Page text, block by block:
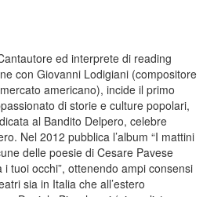
ed interprete di reading
con Giovanni Lodigiani (compositore
americano), incide il primo
di storie e culture popolari,
al Bandito Delpero, celebre
Nel 2012 pubblica l’album “I mattini
delle poesie di Cesare Pavese
tuoi occhi”, ottenendo ampi consensi
sia in Italia che all’estero